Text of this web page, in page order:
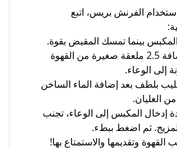
الفرنش بريس، اتبع
بينما تمسك المقبض بقوة.
يجب إضافة 2.5 ملعقة صغيرة من القهوة
إلى الوعاء.
بلطف بعد إضافة الماء الساخن
الغليان.
إدخال المكبس إلى الوعاء، تجنب
ثم اضغط ببطء.
وتقديمها والاستمتاع بها!